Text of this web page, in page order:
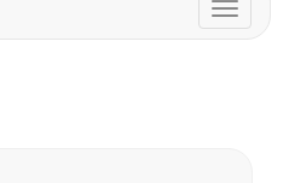
Toggle
navigation